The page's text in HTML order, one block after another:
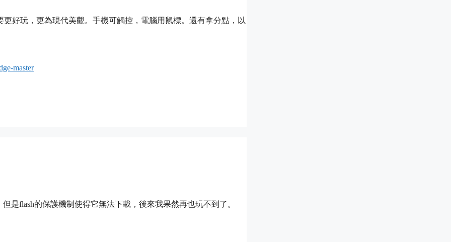
好玩，更為現代美觀。手機可觸控，電腦用鼠標。還有拿分點，以
master
是flash的保護機制使得它無法下載，後來我果然再也玩不到了。